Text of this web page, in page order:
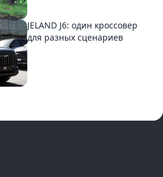
JELAND J6: один кроссовер
для разных сценариев